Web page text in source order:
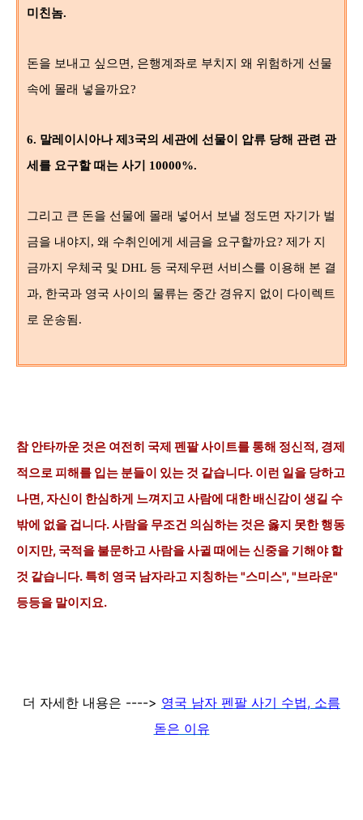
미친놈.
돈을 보내고 싶으면, 은행계좌로 부치지 왜 위험하게 선물
속에 몰래 넣을까요?
6. 말레이시아나 제3국의 세관에 선물이 압류 당해 관련 관
세를 요구할 때는 사기 10000%.
그리고 큰 돈을 선물에 몰래 넣어서 보낼 정도면 자기가 벌
금을 내야지, 왜 수취인에게 세금을 요구할까요? 제가 지
금까지 우체국 및 DHL 등 국제우편 서비스를 이용해 본 결
과, 한국과 영국 사이의 물류는 중간 경유지 없이 다이렉트
로 운송됨.
참 안타까운 것은 여전히 국제 펜팔 사이트를 통해 정신적, 경제
적으로 피해를 입는 분들이 있는 것 같습니다. 이런 일을 당하고
나면, 자신이 한심하게 느껴지고 사람에 대한 배신감이 생길 수
밖에 없을 겁니다. 사람을 무조건 의심하는 것은 옳지 못한 행동
이지만, 국적을 불문하고 사람을 사귈 때에는 신중을 기해야 할
것 같습니다. 특히 영국 남자라고 지칭하는 "스미스", "브라운"
등등을 말이지요.
더 자세한 내용은 ----> 영국 남자 펜팔 사기 수법, 소름
돋은 이유